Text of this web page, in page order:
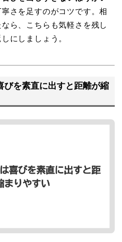
さを足すのがコツです。相
ら、こちらも気軽さを残し
にしましょう。
びを素直に出すと距離が縮